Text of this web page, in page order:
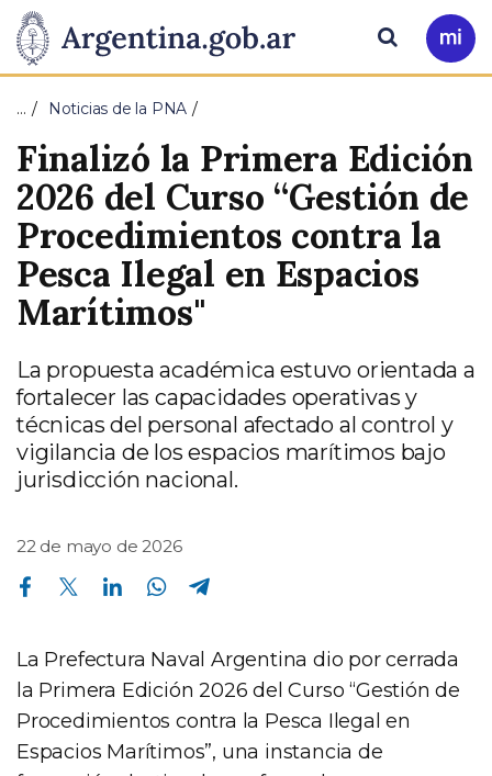
Presidencia
de
la
Nación
Pasar al contenido principal
Ir
a
Buscar
… Noticias de la PNA
Finalizó la Primera Edición
2026 del Curso “Gestión de
Procedimientos contra la
Pesca Ilegal en Espacios
Marítimos"
La propuesta académica estuvo orientada a
fortalecer las capacidades operativas y
técnicas del personal afectado al control y
vigilancia de los espacios marítimos bajo
jurisdicción nacional.
22 de mayo de 2026
Compartir en Facebook Compartir en Twitter Compartir en Linkedin Compartir en Whatsapp
La Prefectura Naval Argentina dio por cerrada
la Primera Edición 2026 del Curso “Gestión de
Procedimientos contra la Pesca Ilegal en
Espacios Marítimos”, una instancia de